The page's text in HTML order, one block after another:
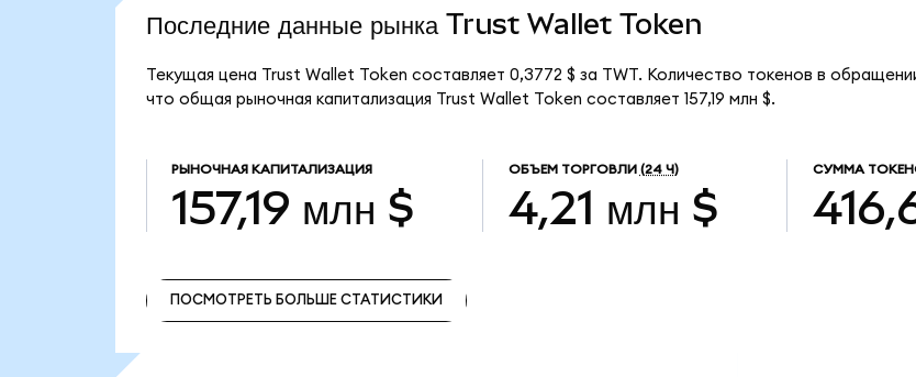
Последние данные рынка Trust Wallet Token
Текущая цена Trust Wallet Token составляет 0,3772 $ за TWT. Количество токенов в
что общая рыночная капитализация Trust Wallet Token составляет 157,19 млн $.
РЫНОЧНАЯ КАПИТАЛИЗАЦИЯ
157,19 млн $
ОБЪЕМ ТОРГОВЛИ (24 Ч)
4,21 млн $
СУММА
ПОСМОТРЕТЬ БОЛЬШЕ СТАТИСТИКИ